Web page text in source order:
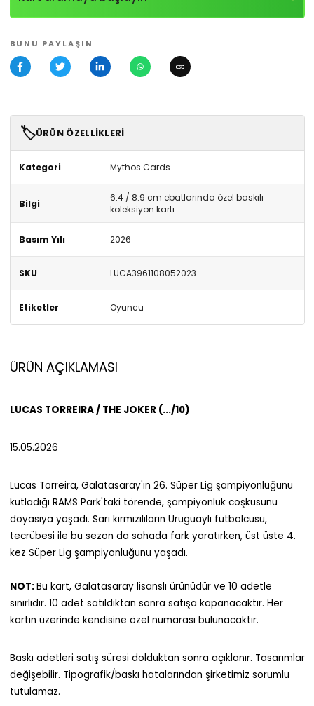
BUNU PAYLAŞIN
🏷️ÜRÜN ÖZELLIKLERI
Kategori Mythos Cards
Bilgi
6.4 / 8.9 cm ebatlarında özel baskılı
koleksiyon kartı
Basım Yılı 2026
SKU LUCA3961108052023
Etiketler Oyuncu
ÜRÜN AÇIKLAMASI
LUCAS TORREIRA / THE JOKER (.../10)
15.05.2026
Lucas Torreira, Galatasaray'ın 26. Süper Lig şampiyonluğunu
kutladığı RAMS Park'taki törende, şampiyonluk coşkusunu
doyasıya yaşadı. Sarı kırmızılıların Uruguaylı futbolcusu,
tecrübesi ile bu sezon da sahada fark yaratırken, üst üste 4.
kez Süper Lig şampiyonluğunu yaşadı.
NOT:Bu kart, Galatasaray lisanslı ürünüdür ve 10 adetle
sınırlıdır. 10 adet satıldıktan sonra satışa kapanacaktır. Her
kartın üzerinde kendisine özel numarası bulunacaktır.
Baskı adetleri satış süresi dolduktan sonra açıklanır. Tasarımlar
değişebilir. Tipografik/baskı hatalarından şirketimiz sorumlu
tutulamaz.